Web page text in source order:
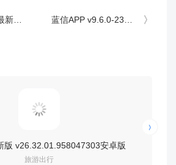
安卓版 蓝信APP v9.6.0-23819安卓版
版 v26.32.01.958047303安卓版
旅游出行